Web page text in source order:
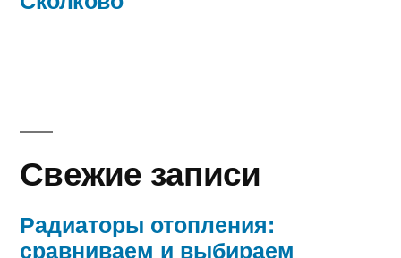
Свежие записи
Радиаторы отопления:
сравниваем и выбираем